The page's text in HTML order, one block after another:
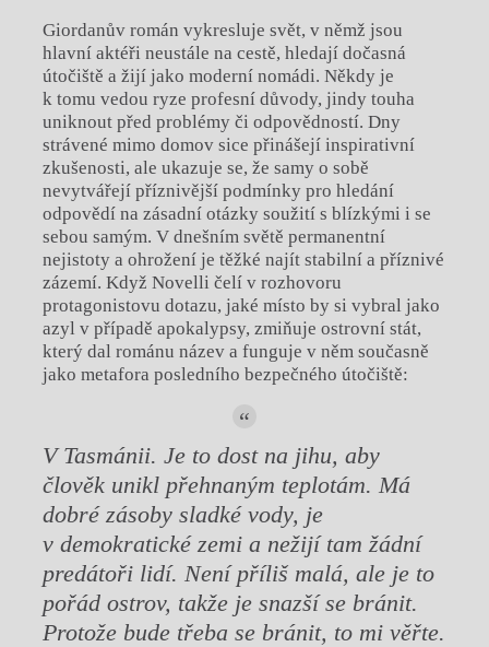
Giordanův román vykresluje svět, v němž jsou
hlavní aktéři neustále na cestě, hledají dočasná
útočiště a žijí jako moderní nomádi. Někdy je
k tomu vedou ryze profesní důvody, jindy touha
uniknout před problémy či odpovědností. Dny
strávené mimo domov sice přinášejí inspirativní
zkušenosti, ale ukazuje se, že samy o sobě
nevytvářejí příznivější podmínky pro hledání
odpovědí na zásadní otázky soužití s blízkými i se
sebou samým. V dnešním světě permanentní
nejistoty a ohrožení je těžké najít stabilní a příznivé
zázemí. Když Novelli čelí v rozhovoru
protagonistovu dotazu, jaké místo by si vybral jako
azyl v případě apokalypsy, zmiňuje ostrovní stát,
který dal románu název a funguje v něm současně
jako metafora posledního bezpečného útočiště:
V Tasmánii. Je to dost na jihu, aby
člověk unikl přehnaným teplotám. Má
dobré zásoby sladké vody, je
v demokratické zemi a nežijí tam žádní
predátoři lidí. Není příliš malá, ale je to
pořád ostrov, takže je snazší se bránit.
Protože bude třeba se bránit, to mi věřte.